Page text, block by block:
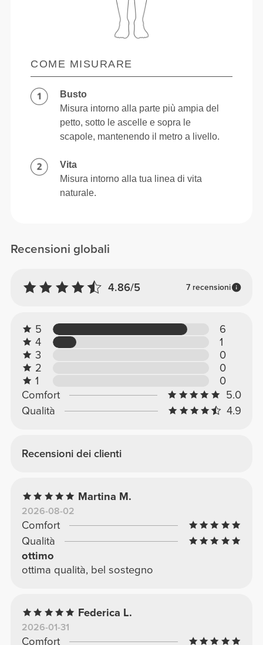
Recensioni globali
4.86/5 7 recensioni
5
6
4
1
3
0
2
0
1
0
Comfort
5.0
Qualità
4.9
Recensioni dei clienti
Martina M.
2026-08-02
Comfort
Qualità
ottimo
ottima qualità, bel sostegno
Federica L.
2026-01-31
Comfort
COME MISURARE
Busto
Misura intorno alla parte più ampia del
petto, sotto le ascelle e sopra le
scapole, mantenendo il metro a livello.
Vita
Misura intorno alla tua linea di vita
naturale.